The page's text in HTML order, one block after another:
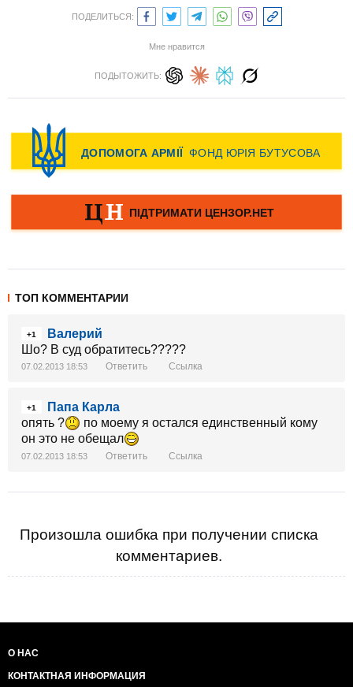
ПОДЕЛИТЬСЯ:
Мне нравится
ПОДЫТОЖИТЬ:
ТОП КОММЕНТАРИИ
+1
Валерий
Шо? В суд обратитесь?????
07.02.2013 18:53 Ответить Ссылка
+1
Папа Карла
опять ?
по моему я остался единственный кому
он это не обещал
07.02.2013 18:53 Ответить Ссылка
Произошла ошибка при получении списка
комментариев.
О НАС
КОНТАКТНАЯ ИНФОРМАЦИЯ